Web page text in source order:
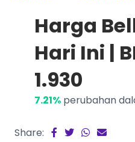
Harga
Hari Ini |
1.930
7.21%perubahan
Share: